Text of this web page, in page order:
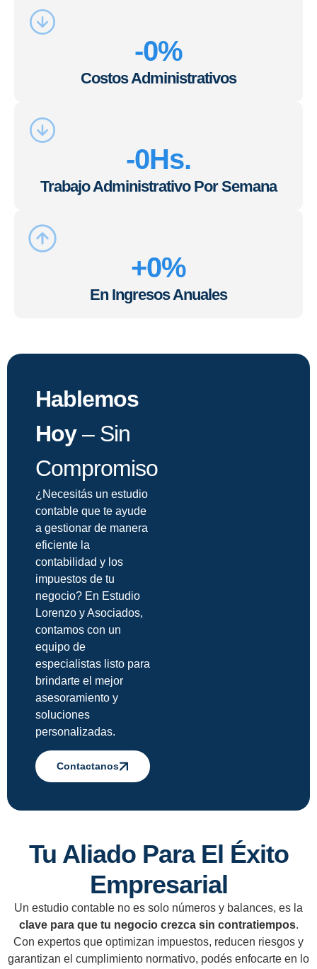
Costos Administrativos
-0%
Trabajo Administrativo Por Semana
-0Hs.
En Ingresos Anuales
+0%
Hablemos
Hoy– Sin
Compromiso
¿Necesitás un estudio
contable que te ayude
a gestionar de manera
eficiente la
contabilidad y los
impuestos de tu
negocio? En Estudio
Lorenzo y Asociados,
contamos con un
equipo de
especialistas listo para
brindarte el mejor
asesoramiento y
soluciones
personalizadas.
Contactanos
Tu Aliado Para El Éxito
Empresarial
Un estudio contable no es solo números y balances, es la
clave para que tu negocio crezca sin contratiempos.
Con expertos que optimizan impuestos, reducen riesgos y
garantizan el cumplimiento normativo, podés enfocarte en lo